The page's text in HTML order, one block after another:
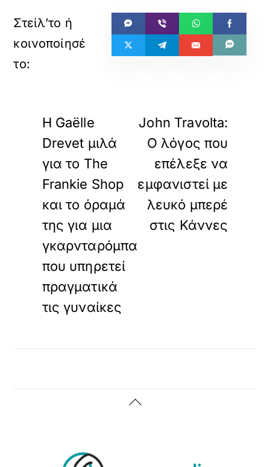
Η Gaëlle
Drevet μιλά
για το The
Frankie Shop
και το όραμά
της για μια
γκαρνταρόμπα
που υπηρετεί
πραγματικά
τις γυναίκες
John Travolta:
Ο λόγος που
επέλεξε να
εμφανιστεί με
λευκό μπερέ
στις Κάννες
Back